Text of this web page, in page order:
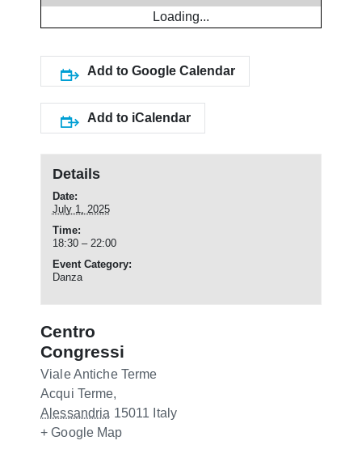
Loading...
Add to Google Calendar
Add to iCalendar
Details
Date:
July 1, 2025
Time:
18:30 – 22:00
Event Category:
Danza
Centro
Congressi
Viale Antiche Terme
Acqui Terme,
Alessandria 15011 Italy
+ Google Map